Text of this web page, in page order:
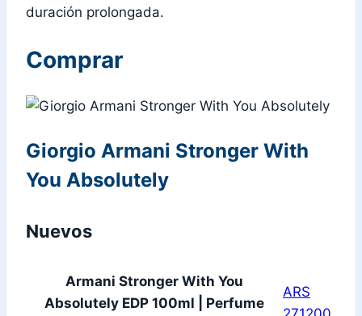
duración prolongada.
Comprar
Giorgio Armani Stronger With
You Absolutely
Nuevos
Armani Stronger With You
Absolutely EDP 100ml | Perfume
ARS